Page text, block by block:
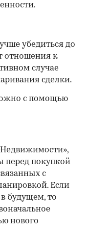
убедиться до
отношения к
случае
сделки.
с помощью
перед покупкой
с
Если
будущем, то
нового